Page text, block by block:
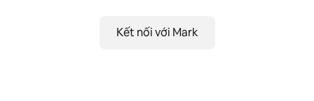
Kết nối với Mark